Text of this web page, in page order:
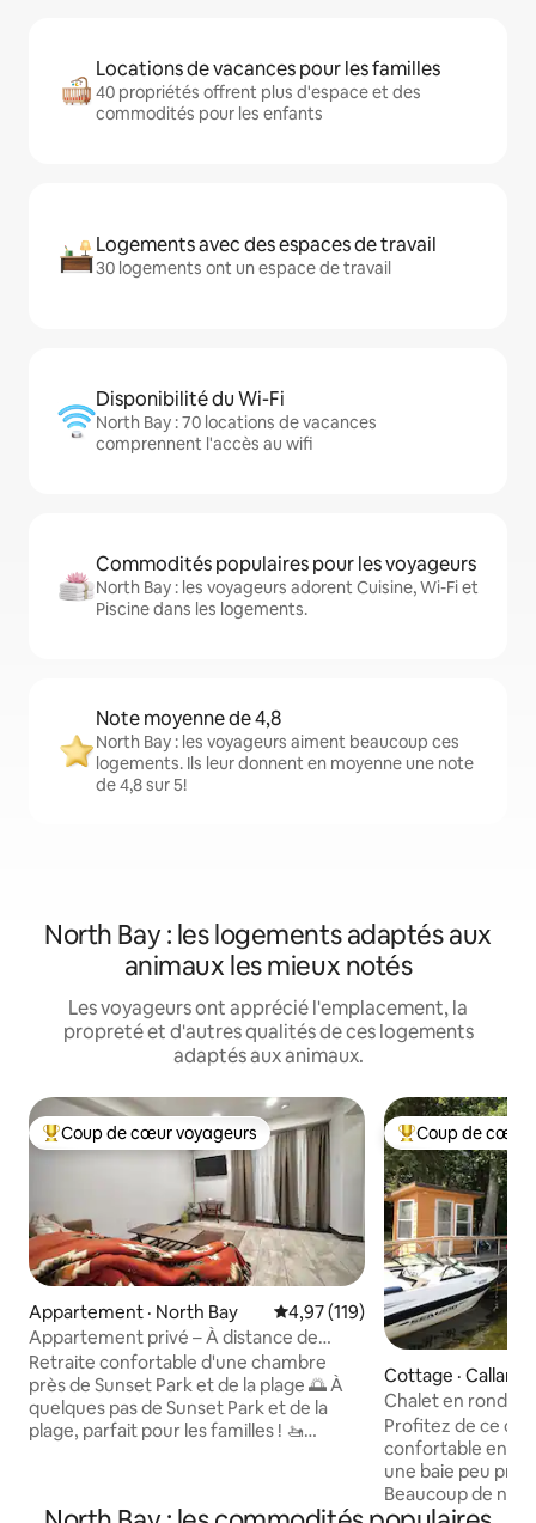
Locations de vacances pour les familles
40 propriétés offrent plus d'espace et des
commodités pour les enfants
Logements avec des espaces de travail
30 logements ont un espace de travail
Disponibilité du Wi-Fi
North Bay : 70 locations de vacances
comprennent l'accès au wifi
Commodités populaires pour les voyageurs
North Bay : les voyageurs adorent Cuisine, Wi-Fi et
Piscine dans les logements.
Note moyenne de 4,8
North Bay : les voyageurs aiment beaucoup ces
logements. Ils leur donnent en moyenne une note
de 4,8 sur 5!
North Bay : les logements adaptés aux
animaux les mieux notés
Les voyageurs ont apprécié l'emplacement, la
propreté et d'autres qualités de ces logements
adaptés aux animaux.
Coup de cœur voyageurs parmi les plus aimés
Coup de cœur voyageurs
Appartement · North Bay Note moyenne de 4,97 sur 5,
4,97 (119)
Appartement privé – À distance de
marche de la plage|des magasins|des
restaurants
Retraite confortable d'une chambre
près de Sunset Park et de la plage 🌅 À
quelques pas de Sunset Park et de la
plage, parfait pour les familles ! 🚤
Coup de cœur
Coup de cœur
Cottage ·
Chalet en
de l'eau - Luxe
Profitez de ce
confortable
une baie peu
Beaucoup de
de bon goût